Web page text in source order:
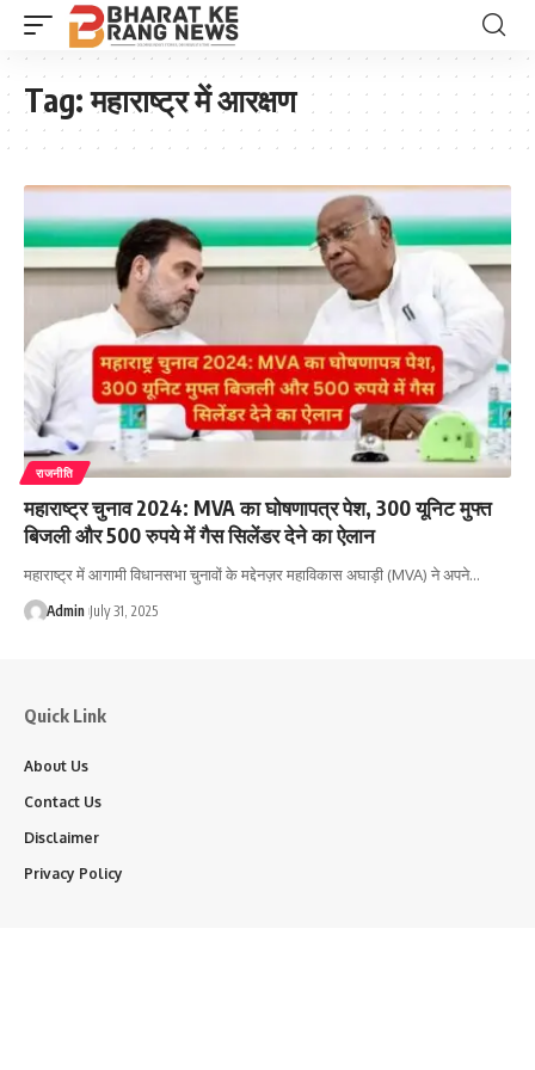
Tag:महाराष्ट्र में आरक्षण
राजनीति
महाराष्ट्र चुनाव 2024: MVA का घोषणापत्र पेश, 300 यूनिट मुफ्त
बिजली और 500 रुपये में गैस सिलेंडर देने का ऐलान
महाराष्ट्र में आगामी विधानसभा चुनावों के मद्देनज़र महाविकास अघाड़ी (MVA) ने अपने…
Admin July 31, 2025
Quick Link
About Us
Contact Us
Disclaimer
Privacy Policy